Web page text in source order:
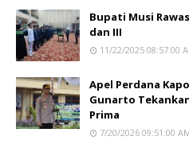
Bupati Musi
dan III
11/22/2025 08:57:00
Apel Perdana
Gunarto
Prima
7/20/2026 09:51:00